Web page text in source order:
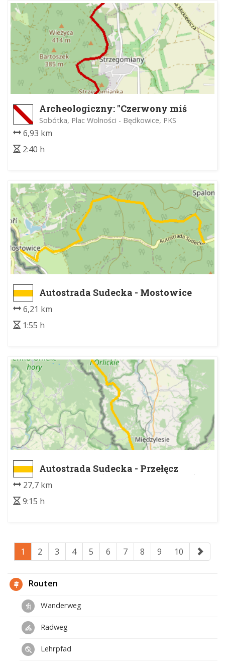
Archeologiczny: "Czerwony miś
slężański""
Sobótka, Plac Wolności - Będkowice, PKS
6,93 km
2:40 h
Autostrada Sudecka - Mostowice
6,21 km
1:55 h
Autostrada Sudecka - Przełęcz
Kamieńczyk (przejscie graniczne)
27,7 km
9:15 h
1 2 3 4 5 6 7 8 9 10
Routen
Wanderweg
Radweg
Lehrpfad